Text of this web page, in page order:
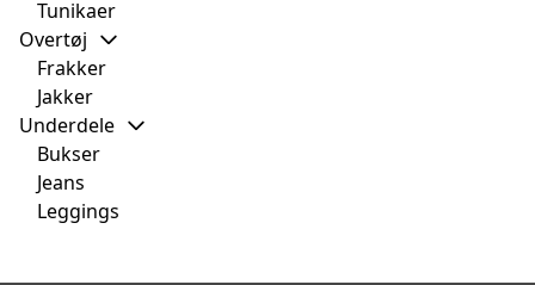
Tunikaer
Overtøj
Frakker
Jakker
Underdele
Bukser
Jeans
Leggings